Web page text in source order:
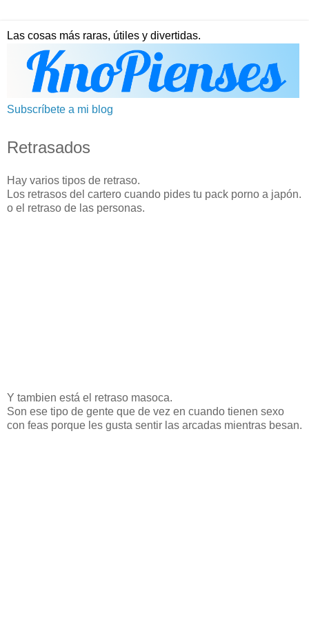
Las cosas más raras, útiles y divertidas.
Subscríbete a mi blog
Retrasados
Hay varios tipos de retraso.
Los retrasos del cartero cuando pides tu pack porno a japón.
o el retraso de las personas.
Y tambien está el retraso masoca.
Son ese tipo de gente que de vez en cuando tienen sexo
con feas porque les gusta sentir las arcadas mientras besan.